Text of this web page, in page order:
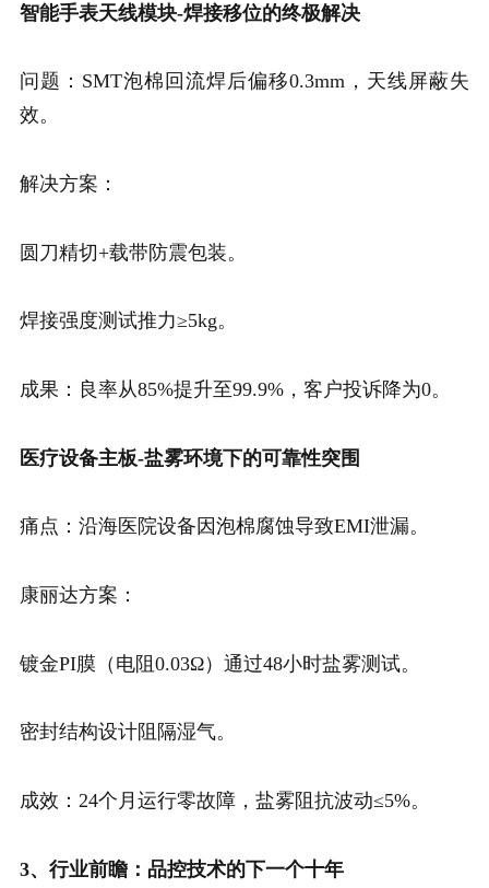
智能手表天线模块-焊接移位的终极解决
问题：SMT泡棉回流焊后偏移0.3mm，天线屏蔽失
效。
解决方案：
圆刀精切+载带防震包装。
焊接强度测试推力≥5kg。
成果：良率从85%提升至99.9%，客户投诉降为0。
医疗设备主板-盐雾环境下的可靠性突围
痛点：沿海医院设备因泡棉腐蚀导致EMI泄漏。
康丽达方案：
镀金PI膜（电阻0.03Ω）通过48小时盐雾测试。
密封结构设计阻隔湿气。
成效：24个月运行零故障，盐雾阻抗波动≤5%。
3、行业前瞻：品控技术的下一个十年